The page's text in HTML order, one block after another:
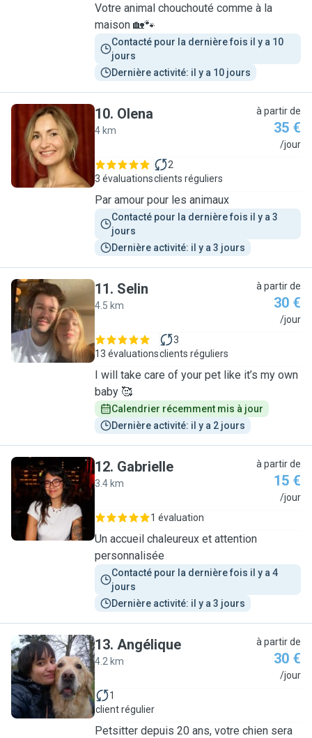
Votre animal chouchouté comme à la
maison 🏡🐾
Contacté pour la dernière fois il y a 10
jours
Dernière activité: il y a 10 jours
O
10. Olena
4 km
à partir de
35 €
/jour
3 évaluations
2
clients réguliers
Par amour pour les animaux
Contacté pour la dernière fois il y a 3
jours
Dernière activité: il y a 3 jours
S
11. Selin
4.5 km
à partir de
30 €
/jour
13 évaluations
3
clients réguliers
I will take care of your pet like it’s my own
baby 🥰
Calendrier récemment mis à jour
Dernière activité: il y a 2 jours
G
12. Gabrielle
3.4 km
à partir de
15 €
/jour
1 évaluation
Un accueil chaleureux et attention
personnalisée
Contacté pour la dernière fois il y a 4
jours
Dernière activité: il y a 3 jours
A
13. Angélique
4.2 km
à partir de
30 €
/jour
1
client régulier
Petsitter depuis 20 ans, votre chien sera